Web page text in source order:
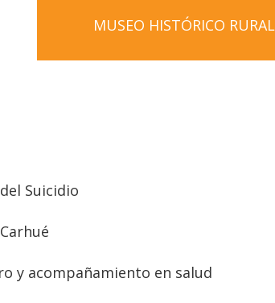
MUSEO HISTÓRICO RURAL
Suicidio
y acompañamiento en salud